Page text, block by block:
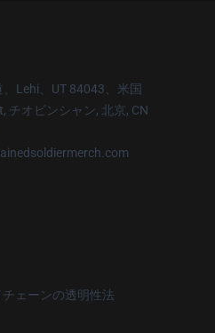
Lehi、UT 84043、米国
チオビンシャン, 北京, CN
ェーンの透明性法